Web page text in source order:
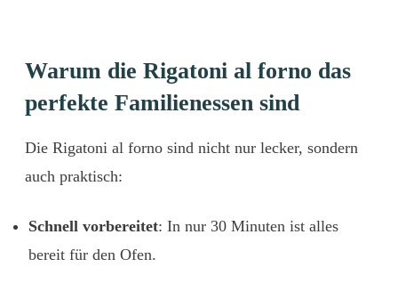
Warum die Rigatoni al forno das
perfekte Familienessen sind
Die Rigatoni al forno sind nicht nur lecker, sondern
auch praktisch:
Schnell vorbereitet: In nur 30 Minuten ist alles
bereit für den Ofen.